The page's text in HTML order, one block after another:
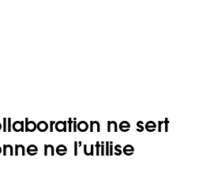
ne sert
ne l’utilise